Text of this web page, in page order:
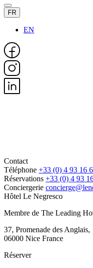
FR
EN
Contact
Téléphone +33 (0) 4 93 16
Réservations +33 (0) 4 93
Conciergerie
Hôtel Le Negresco
Membre de The Leading
37, Promenade des Anglais,
06000 Nice France
Réserver